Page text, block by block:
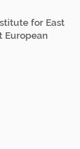
for East
European